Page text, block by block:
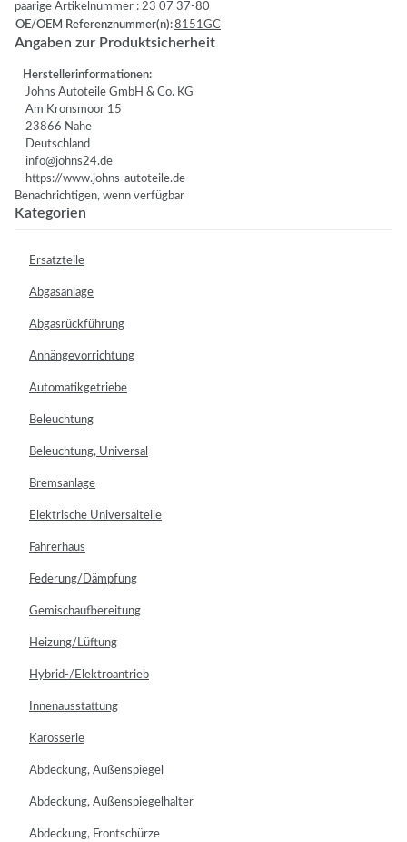
paarige Artikelnummer : 23 07 37-80
OE/OEM Referenznummer(n):8151GC
Angaben zur Produktsicherheit
Herstellerinformationen:
Johns Autoteile GmbH & Co. KG
Am Kronsmoor 15
23866 Nahe
Deutschland
info@johns24.de
https://www.johns-autoteile.de
Benachrichtigen, wenn verfügbar
Kategorien
Ersatzteile
Abgasanlage
Abgasrückführung
Anhängevorrichtung
Automatikgetriebe
Beleuchtung
Beleuchtung, Universal
Bremsanlage
Elektrische Universalteile
Fahrerhaus
Federung/Dämpfung
Gemischaufbereitung
Heizung/Lüftung
Hybrid-/Elektroantrieb
Innenausstattung
Karosserie
Abdeckung, Außenspiegel
Abdeckung, Außenspiegelhalter
Abdeckung, Frontschürze